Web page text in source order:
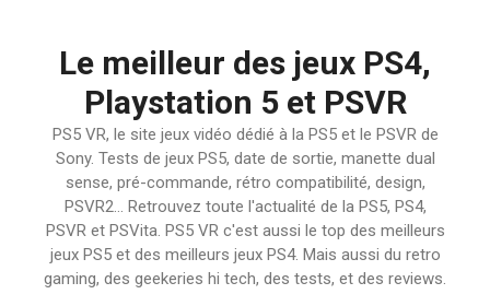
Le meilleur des jeux PS4,
Playstation 5 et PSVR
PS5 VR, le site jeux vidéo dédié à la PS5 et le PSVR de
Sony. Tests de jeux PS5, date de sortie, manette dual
sense, pré-commande, rétro compatibilité, design,
PSVR2… Retrouvez toute l'actualité de la PS5, PS4,
PSVR et PSVita. PS5 VR c'est aussi le top des meilleurs
jeux PS5 et des meilleurs jeux PS4. Mais aussi du retro
gaming, des geekeries hi tech, des tests, et des reviews.